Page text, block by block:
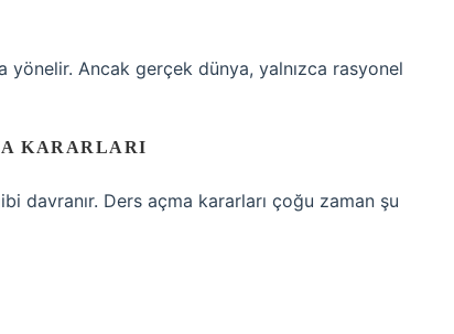
Ancak gerçek dünya, yalnızca rasyonel
KARARLARI
davranır. Ders açma kararları çoğu zaman şu